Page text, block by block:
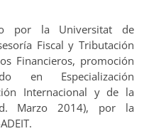
por la Universitat de
Fiscal y Tributación
Financieros, promoción
en Especialización
Internacional y de la
Marzo 2014), por la